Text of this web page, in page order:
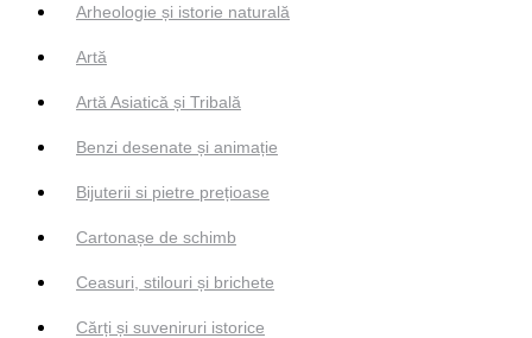
Arheologie și istorie naturală
Artă
Artă Asiatică și Tribală
Benzi desenate și animație
Bijuterii si pietre prețioase
Cartonașe de schimb
Ceasuri, stilouri și brichete
Cărți și suveniruri istorice